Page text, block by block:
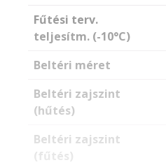
Fűtési terv.
teljesítm. (-10°C)
Beltéri méret
Beltéri zajszint
(hűtés)
Beltéri zajszint
(fűtés)